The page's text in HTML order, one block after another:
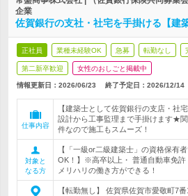
企業
佐賀銀行の支社・社宅を手掛ける【建
正社員 業種未経験OK 急募 転勤なし
第二新卒歓迎 女性のおしごと掲載中
情報更新日：2026/06/23 終了予定日： 2026/12/14
仕事内容
【建築士として佐賀銀行の支店・社
設計から工事監理まで手掛けます★
件なので施工もスムーズ！
対象と
なる方
【「一級or二級建築士」の資格保有
OK！】※高卒以上・ 普通自動車免
メリハリの働き方ができる！
【転勤無し】 佐賀県佐賀市愛敬町7